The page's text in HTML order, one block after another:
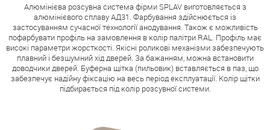
Алюмінієва розсувна система фірми SPLAV виготовляється з
алюмінієвого сплаву АД31. Фарбування здійснюється із
застосуванням сучасної технології анодування. Також є можливість
пофарбувати профіль на замовлення в колір палітри RAL. Профіль має
високі параметри жорсткості. Якісні роликові механізми забезпечують
плавний і безшумний хід дверей. За бажанням, можна встановити
доводчики дверей. Буферна щітка (пильовик) вставляється в паз, що
забезпечує надійну фіксацію на весь період експлуатації. Колір щітки
підбирається під колір розсувної системи.